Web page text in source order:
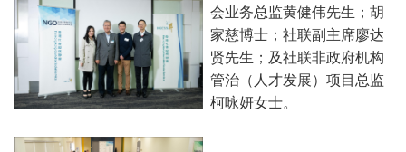
会业务总监黄健伟先生；胡
家慈博士；社联副主席廖达
贤先生；及社联非政府机构
管治（人才发展）项目总监
柯咏妍女士。